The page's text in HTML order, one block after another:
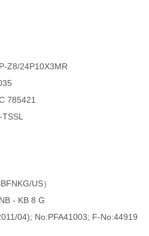
Z8/24P10X3MR
785421
US）
- KB 8 G
04); No:PFA41003; F-No:44919